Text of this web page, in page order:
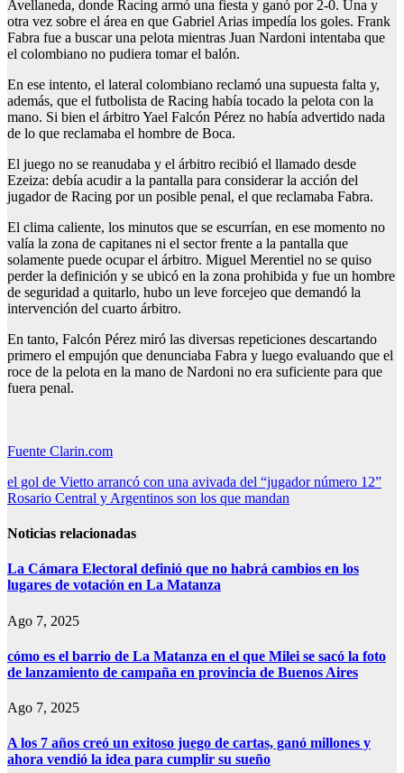
Avellaneda, donde Racing armó una fiesta y ganó por 2-0. Una y
otra vez sobre el área en que Gabriel Arias impedía los goles. Frank
Fabra fue a buscar una pelota mientras Juan Nardoni intentaba que
el colombiano no pudiera tomar el balón.
En ese intento, el lateral colombiano reclamó una supuesta falta y,
además, que el futbolista de Racing había tocado la pelota con la
mano. Si bien el árbitro Yael Falcón Pérez no había advertido nada
de lo que reclamaba el hombre de Boca.
El juego no se reanudaba y el árbitro recibió el llamado desde
Ezeiza: debía acudir a la pantalla para considerar la acción del
jugador de Racing por un posible penal, el que reclamaba Fabra.
El clima caliente, los minutos que se escurrían, en ese momento no
valía la zona de capitanes ni el sector frente a la pantalla que
solamente puede ocupar el árbitro. Miguel Merentiel no se quiso
perder la definición y se ubicó en la zona prohibida y fue un hombre
de seguridad a quitarlo, hubo un leve forcejeo que demandó la
intervención del cuarto árbitro.
En tanto, Falcón Pérez miró las diversas repeticiones descartando
primero el empujón que denunciaba Fabra y luego evaluando que el
roce de la pelota en la mano de Nardoni no era suficiente para que
fuera penal.
Fuente Clarin.com
Navegación
de
entradas
el gol de Vietto arrancó con una avivada del “jugador número 12”
Rosario Central y Argentinos son los que mandan
Noticias relacionadas
La Cámara Electoral definió que no habrá cambios en los
lugares de votación en La Matanza
Ago 7, 2025
cómo es el barrio de La Matanza en el que Milei se sacó la foto
de lanzamiento de campaña en provincia de Buenos Aires
Ago 7, 2025
A los 7 años creó un exitoso juego de cartas, ganó millones y
ahora vendió la idea para cumplir su sueño